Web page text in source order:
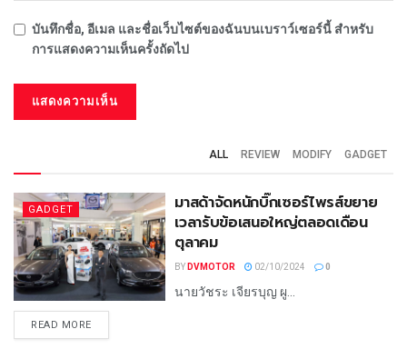
บันทึกชื่อ, อีเมล และชื่อเว็บไซต์ของฉันบนเบราว์เซอร์นี้ สำหรับ
การแสดงความเห็นครั้งถัดไป
ALL REVIEW MODIFY GADGET
GADGET
มาสด้าจัดหนักบิ๊กเซอร์ไพรส์ขยาย
เวลารับข้อเสนอใหญ่ตลอดเดือน
ตุลาคม
BY DVMOTOR 02/10/2024 0
นายวัชระ เจียรบุญ ผู...
READ MORE